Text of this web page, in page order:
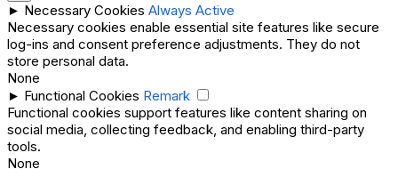
► Necessary Cookies Always Active
Necessary cookies enable essential site features like secure
log-ins and consent preference adjustments. They do not
store personal data.
None
► Functional Cookies Remark
Functional cookies support features like content sharing on
social media, collecting feedback, and enabling third-party
tools.
None